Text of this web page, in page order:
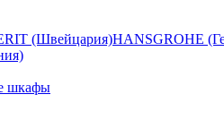
(Швейцария)HANSGROHE
шкафы